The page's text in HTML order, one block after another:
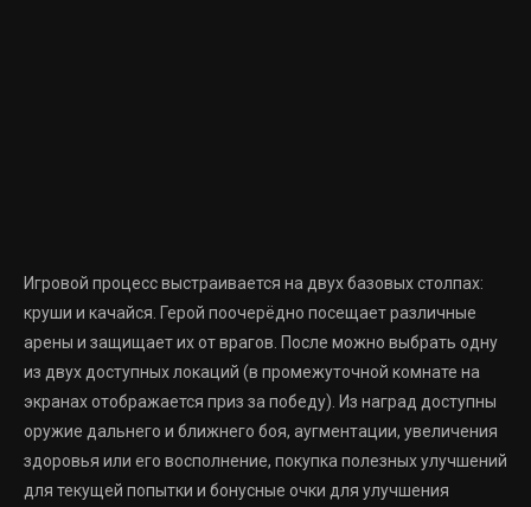
Игровой процесс выстраивается на двух базовых столпах:
круши и качайся. Герой поочерёдно посещает различные
арены и защищает их от врагов. После можно выбрать одну
из двух доступных локаций (в промежуточной комнате на
экранах отображается приз за победу). Из наград доступны
оружие дальнего и ближнего боя, аугментации, увеличения
здоровья или его восполнение, покупка полезных улучшений
для текущей попытки и бонусные очки для улучшения